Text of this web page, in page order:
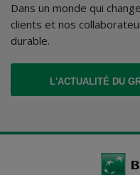
Dans un monde qui
clients et nos
durable.
L'ACTUALITÉ DU
(CE